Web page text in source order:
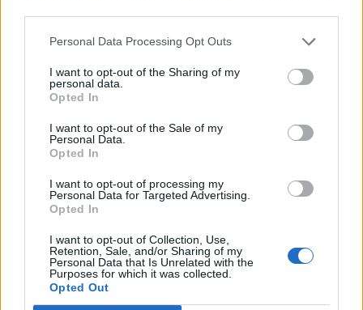
Personal Data Processing Opt Outs
I want to opt-out of the Sharing of my
personal data.
Opted In
I want to opt-out of the Sale of my
Personal Data.
Opted In
I want to opt-out of processing my
Personal Data for Targeted Advertising.
Opted In
I want to opt-out of Collection, Use,
Retention, Sale, and/or Sharing of my
Personal Data that Is Unrelated with the
Purposes for which it was collected.
Opted Out
hogy el akarja adni kelet-közép-európai érdekeltségeit, az
eladásra kínált szállodák egy része saját tulajdonú, részben
pedig lízing és franchise szerződések alapján működtetett.
Az Accor november végéig kizárólagos tárgyalási jogot
biztosított az Orbisnak. A január 7-én aláírt megállapodás
eredményeként...
KEDVES OLVASÓNK!
A keresett cikk a portfolio.hu hírarchívumához
tartozik, melynek olvasása előfizetéses
regisztrációhoz kötött.